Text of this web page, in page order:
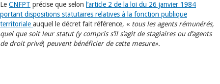
Le CNFPT précise que selon l’article 2 de la loi du 26 janvier 1984
portant dispositions statutaires relatives à la fonction publique
territoriale auquel le décret fait référence, « tous les agents rémunérés,
quel que soit leur statut (y compris s’il s’agit de stagiaires ou d’agents
de droit privé) peuvent bénéficier de cette mesure».